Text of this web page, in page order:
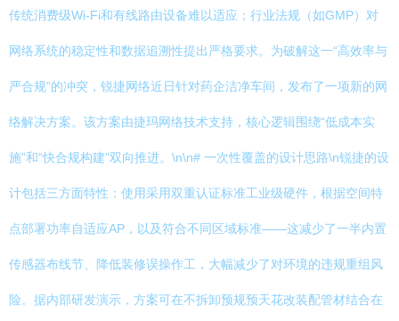
传统消费级Wi-Fi和有线路由设备难以适应；行业法规（如GMP）对
网络系统的稳定性和数据追溯性提出严格要求。为破解这一“高效率与
严合规”的冲突，锐捷网络近日针对药企洁净车间，发布了一项新的网
络解决方案。该方案由捷玛网络技术支持，核心逻辑围绕“低成本实
施”和“快合规构建”双向推进。\n\n# 一次性覆盖的设计思路\n锐捷的设
计包括三方面特性：使用采用双重认证标准工业级硬件，根据空间特
点部署功率自适应AP，以及符合不同区域标准——这减少了一半内置
传感器布线节、降低装修误操作工，大幅减少了对环境的违规重组风
险。据内部研发演示，方案可在不拆卸预规预天花改装配管材结合在